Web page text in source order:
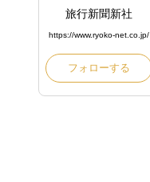
旅行新聞新社
https://www.ryoko-net.co.jp/
フォローする